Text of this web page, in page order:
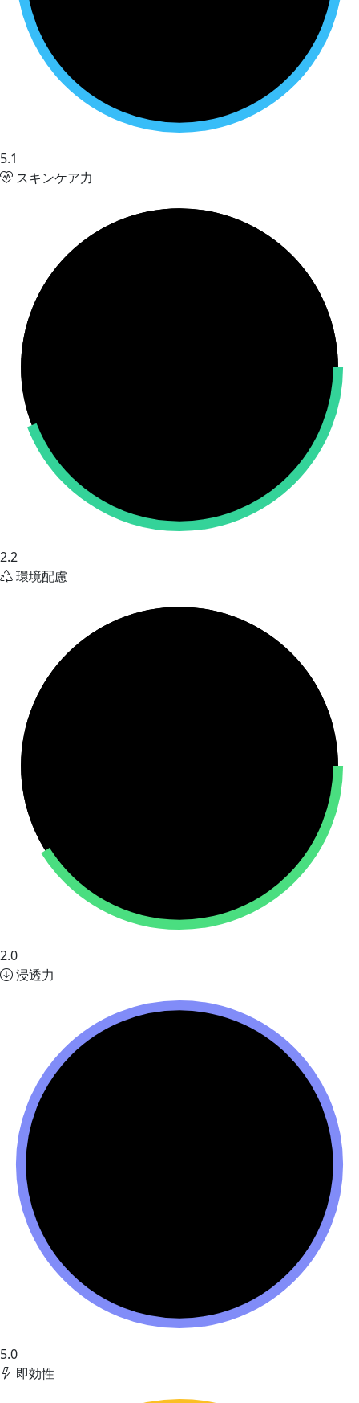
5.1
スキンケア力
2.2
環境配慮
2.0
浸透力
5.0
即効性